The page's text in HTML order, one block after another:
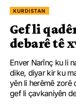
KURDISTAN
Gef li
debarê tê
Enver Narînç ku li
dike, diyar kir ku
yên li herêmê zorê
gef li çavkaniyên